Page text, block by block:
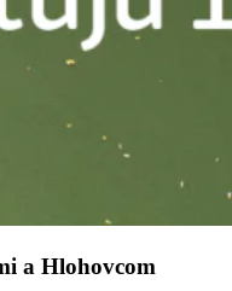
a Hlohovcom